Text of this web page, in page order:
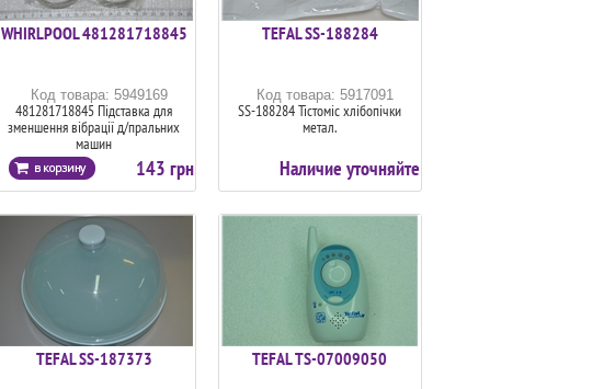
WHIRLPOOL 481281718845
Код товара: 5949169
481281718845 Підставка для
зменшення вібрації д/пральних
машин
143 грн
TEFAL SS-188284
Код товара: 5917091
SS-188284 Тістоміс хлібопічки
метал.
Наличие уточняйте
TEFAL SS-187373 TEFAL TS-07009050